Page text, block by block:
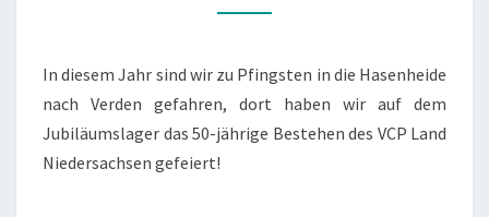
2024
In diesem Jahr sind wir zu Pfingsten in die Hasenheide
nach Verden gefahren, dort haben wir auf dem
Jubiläumslager das 50-jährige Bestehen des VCP Land
Niedersachsen gefeiert!